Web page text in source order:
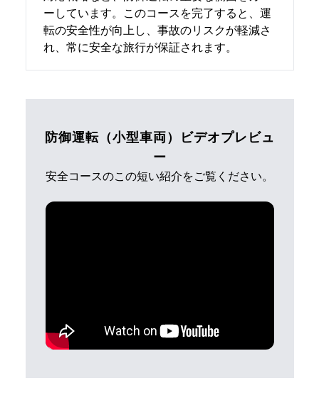
ーしています。このコースを完了すると、運
転の安全性が向上し、事故のリスクが軽減さ
れ、常に安全な旅行が保証されます。
防御運転（小型車両）ビデオプレビュ
ー
安全コースのこの短い紹介をご覧ください。